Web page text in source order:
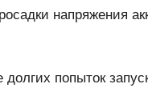
напряжения
попыток